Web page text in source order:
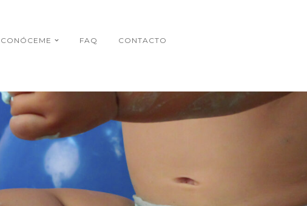
CONÓCEME FAQ CONTACTO